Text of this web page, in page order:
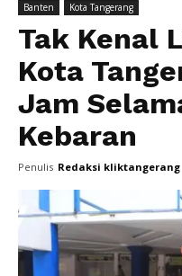
Banten Kota Tangerang
Tak Kenal
Kota
Jam
Kebaran
Penulis Redaksi kliktangerang